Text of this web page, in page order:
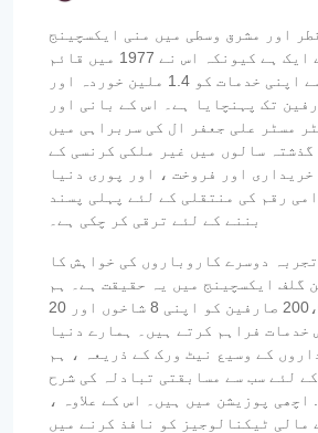
اور مشرق وسطی میں منی ایکسچینج
کمپنیوں میں سے ایک ہے کیونکہ اس نے 1977 میں قائم
ہونے کے بعد سے اپنی خدمات کو 1.4 ملین خوردہ اور
تک پہنچایا ہے۔ اس کے بانی اور
مسٹر علی جعفر ال کی سربراہی میں
سالوں میں غیر ملکی کرنسی کے
اور فروخت ، اور پوری دنیا
رقم کی منتقلی کے لئے پہلی پسند
بننے کے لئے ترقی کر چکی ہے۔
دوسرے کاروباروں کی خواہش کا
گلف ایکسچینج میں یہ حقیقت ہے۔ ہم
ماہانہ 200،000 صارفین کو اپنی 8 شاخوں اور 20
خدمات فراہم کرتے ہیں۔ ہمارے دنیا
کے وسیع نیٹ ورک کے ذریعہ ، ہم
لئے سب سے مسابقتی تبادلہ کی شرح
اچھی پوزیشن میں ہیں۔ اس کے علاوہ ،
بعد سے مالی ٹیکنالوجیز کو نافذ کرنے میں